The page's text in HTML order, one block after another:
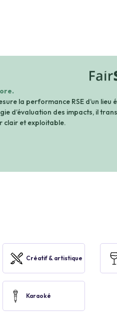
waiting
la performance RSE d’un lieu
d’évaluation des impacts, il
clair et exploitable.
Créatif & artistique
Karaoké